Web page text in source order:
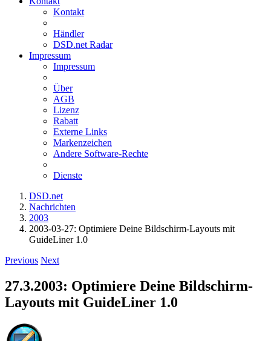
Kontakt
Händler
DSD.net Radar
Impressum
Impressum
Über
AGB
Lizenz
Rabatt
Externe Links
Markenzeichen
Andere Software-Rechte
Dienste
DSD.net
Nachrichten
2003
2003-03-27: Optimiere Deine Bildschirm-Layouts mit
GuideLiner 1.0
Previous Next
27.3.2003: Optimiere Deine Bildschirm-
Layouts mit GuideLiner 1.0